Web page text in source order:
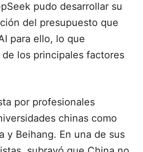
pudo desarrollar su
del presupuesto que
para ello, lo que
los principales factores
por profesionales
chinas como
y Beihang. En una de sus